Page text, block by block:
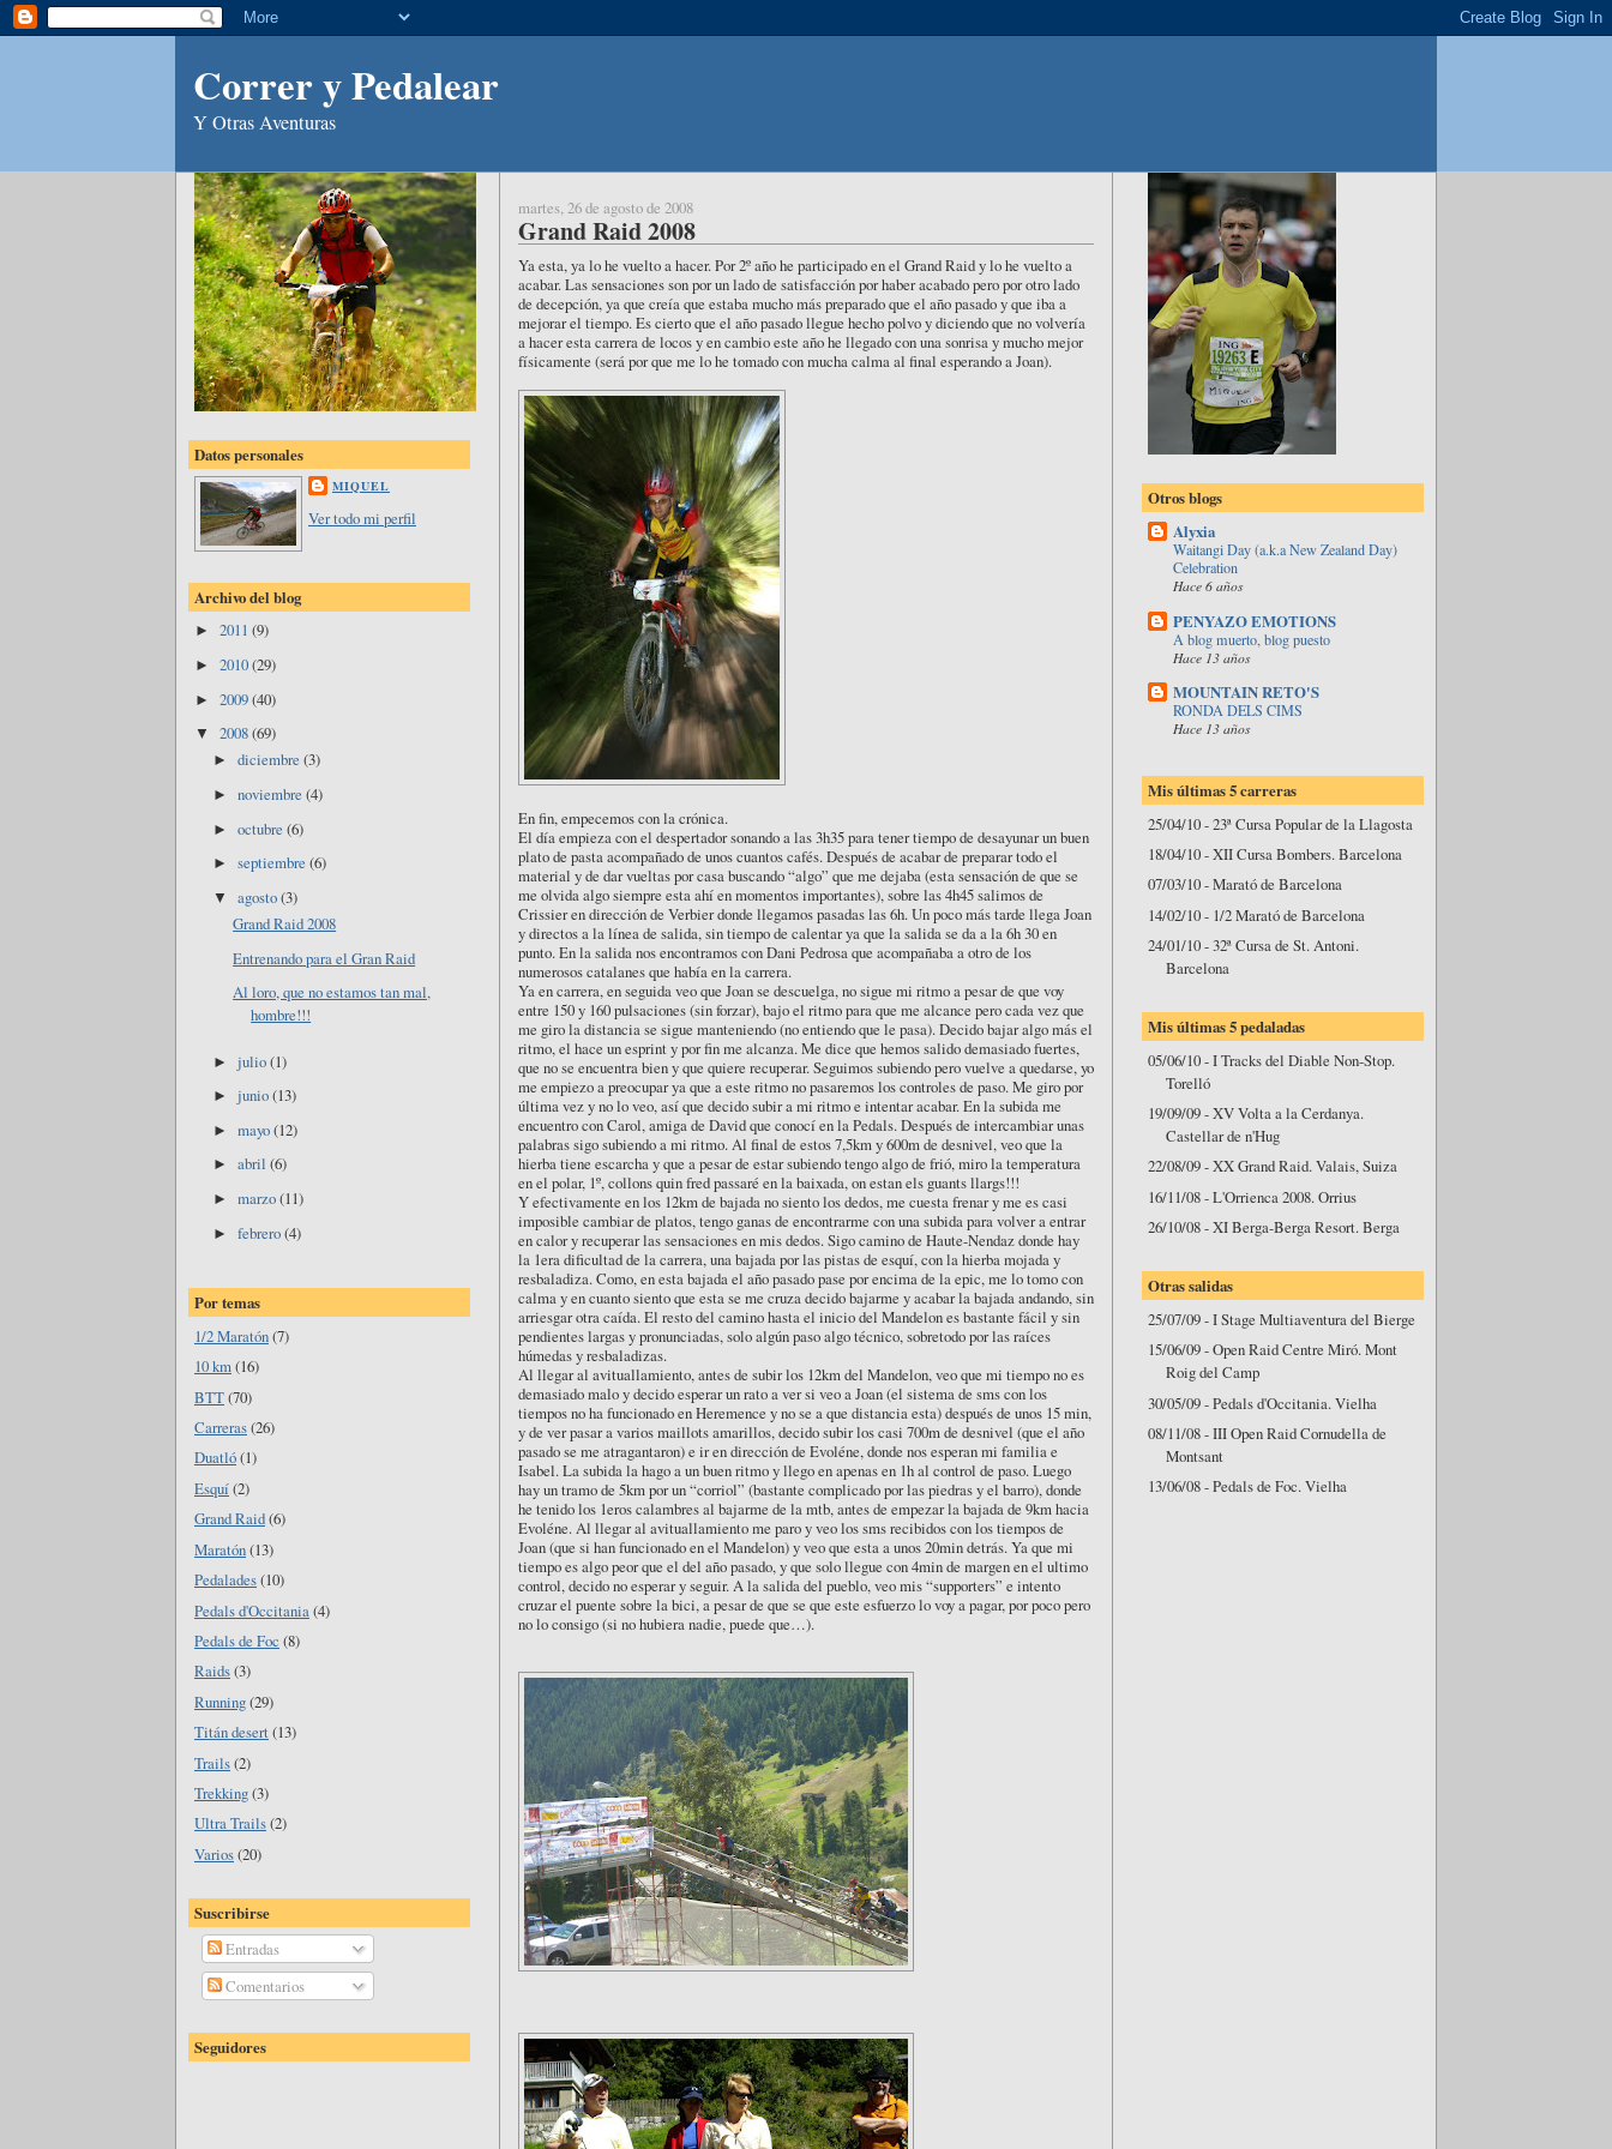
Correr y Pedalear
Y Otras Aventuras
Datos personales
MIQUEL
Ver todo mi perfil
Archivo del blog
► 2011 (9)
► 2010(29)
► 2009(40)
▼ 2008(69)
►diciembre(3)
►noviembre(4)
►octubre(6)
►septiembre(6)
▼agosto(3)
Grand Raid 2008
Entrenando para el Gran Raid
Al loro, que no estamos tan mal,
hombre!!!
►julio(1)
►junio(13)
►mayo(12)
►abril(6)
►marzo(11)
►febrero(4)
Por temas
1/2 Maratón(7)
10 km(16)
BTT(70)
Carreras(26)
Duatló(1)
Esquí(2)
Grand Raid(6)
Maratón(13)
Pedalades(10)
Pedals d'Occitania (4)
Pedals de Foc (8)
Raids(3)
Running(29)
Titán desert(13)
Trails(2)
Trekking(3)
Ultra Trails(2)
Varios(20)
Suscribirse
Entradas
Comentarios
Seguidores
martes, 26 de agosto de 2008
Grand Raid 2008
Ya esta, ya lo he vuelto a hacer. Por 2º año he participado en el Grand Raid y lo he vuelto a
acabar. Las sensaciones son por un lado de satisfacción por haber acabado pero por otro lado
de decepción, ya que creía que estaba mucho más preparado que el año pasado y que iba a
mejorar el tiempo. Es cierto que el año pasado llegue hecho polvo y diciendo que no volvería
a hacer esta carrera de locos y en cambio este año he llegado con una sonrisa y mucho mejor
físicamente (será por que me lo he tomado con mucha calma al final esperando a Joan).
En fin, empecemos con la crónica.
El día empieza con el despertador sonando a las 3h35 para tener tiempo de desayunar un buen
plato de pasta acompañado de unos cuantos cafés. Después de acabar de preparar todo el
material y de dar vueltas por casa buscando “algo” que me dejaba (esta sensación de que se
me olvida algo siempre esta ahí en momentos importantes), sobre las 4h45 salimos de
Crissier en dirección de Verbier donde llegamos pasadas las 6h. Un poco más tarde llega Joan
y directos a la línea de salida, sin tiempo de calentar ya que la salida se da a la 6h 30 en
punto. En la salida nos encontramos con Dani Pedrosa que acompañaba a otro de los
numerosos catalanes que había en la carrera.
Ya en carrera, en seguida veo que Joan se descuelga, no sigue mi ritmo a pesar de que voy
entre 150 y 160 pulsaciones (sin forzar), bajo el ritmo para que me alcance pero cada vez que
me giro la distancia se sigue manteniendo (no entiendo que le pasa). Decido bajar algo más el
ritmo, el hace un esprint y por fin me alcanza. Me dice que hemos salido demasiado fuertes,
que no se encuentra bien y que quiere recuperar. Seguimos subiendo pero vuelve a quedarse, yo
me empiezo a preocupar ya que a este ritmo no pasaremos los controles de paso. Me giro por
última vez y no lo veo, así que decido subir a mi ritmo e intentar acabar. En la subida me
encuentro con Carol, amiga de David que conocí en la Pedals. Después de intercambiar unas
palabras sigo subiendo a mi ritmo. Al final de estos 7,5km y 600m de desnivel, veo que la
hierba tiene escarcha y que a pesar de estar subiendo tengo algo de frió, miro la temperatura
en el polar, 1º, collons quin fred passaré en la baixada, on estan els guants llargs!!!
Y efectivamente en los 12km de bajada no siento los dedos, me cuesta frenar y me es casi
imposible cambiar de platos, tengo ganas de encontrarme con una subida para volver a entrar
en calor y recuperar las sensaciones en mis dedos. Sigo camino de Haute-Nendaz donde hay
la 1era dificultad de la carrera, una bajada por las pistas de esquí, con la hierba mojada y
resbaladiza. Como, en esta bajada el año pasado pase por encima de la epic, me lo tomo con
calma y en cuanto siento que esta se me cruza decido bajarme y acabar la bajada andando, sin
arriesgar otra caída. El resto del camino hasta el inicio del Mandelon es bastante fácil y sin
pendientes largas y pronunciadas, solo algún paso algo técnico, sobretodo por las raíces
húmedas y resbaladizas.
Al llegar al avituallamiento, antes de subir los 12km del Mandelon, veo que mi tiempo no es
demasiado malo y decido esperar un rato a ver si veo a Joan (el sistema de sms con los
tiempos no ha funcionado en Heremence y no se a que distancia esta) después de unos 15 min,
y de ver pasar a varios maillots amarillos, decido subir los casi 700m de desnivel (que el año
pasado se me atragantaron) e ir en dirección de Evoléne, donde nos esperan mi familia e
Isabel. La subida la hago a un buen ritmo y llego en apenas en 1h al control de paso. Luego
hay un tramo de 5km por un “corriol” (bastante complicado por las piedras y el barro), donde
he tenido los 1eros calambres al bajarme de la mtb, antes de empezar la bajada de 9km hacia
Evoléne. Al llegar al avituallamiento me paro y veo los sms recibidos con los tiempos de
Joan (que si han funcionado en el Mandelon) y veo que esta a unos 20min detrás. Ya que mi
tiempo es algo peor que el del año pasado, y que solo llegue con 4min de margen en el ultimo
control, decido no esperar y seguir. A la salida del pueblo, veo mis “supporters” e intento
cruzar el puente sobre la bici, a pesar de que se que este esfuerzo lo voy a pagar, por poco pero
no lo consigo (si no hubiera nadie, puede que…).
Otros blogs
Alyxia
Waitangi Day (a.k.a New Zealand Day)
Celebration
Hace 6 años
PENYAZO EMOTIONS
A blog muerto, blog puesto
Hace 13 años
MOUNTAIN RETO'S
RONDA DELS CIMS
Hace 13 años
Mis últimas 5 carreras
25/04/10 - 23ª Cursa Popular de la Llagosta
18/04/10 - XII Cursa Bombers. Barcelona
07/03/10 - Marató de Barcelona
14/02/10 - 1/2 Marató de Barcelona
24/01/10 - 32ª Cursa de St. Antoni.
Barcelona
Mis últimas 5 pedaladas
05/06/10 - I Tracks del Diable Non-Stop.
Torelló
19/09/09 - XV Volta a la Cerdanya.
Castellar de n'Hug
22/08/09 - XX Grand Raid. Valais, Suiza
16/11/08 - L'Orrienca 2008. Orrius
26/10/08 - XI Berga-Berga Resort. Berga
Otras salidas
25/07/09 - I Stage Multiaventura del Bierge
15/06/09 - Open Raid Centre Miró. Mont
Roig del Camp
30/05/09 - Pedals d'Occitania. Vielha
08/11/08 - III Open Raid Cornudella de
Montsant
13/06/08 - Pedals de Foc. Vielha